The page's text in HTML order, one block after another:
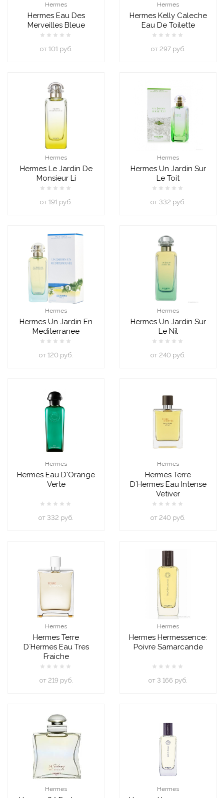
Hermes
Hermes Eau Des
Merveilles Bleue
oт 101 руб.
Hermes
Hermes Kelly Caleche
Eau De Toilette
oт 297 руб.
Hermes
Hermes Le Jardin De
Monsieur Li
oт 191 руб.
Hermes
Hermes Un Jardin Sur
Le Toit
oт 332 руб.
Hermes
Hermes Un Jardin En
Mediterranee
oт 120 руб.
Hermes
Hermes Un Jardin Sur
Le Nil
oт 240 руб.
Hermes
Hermes Eau D'Orange
Verte
oт 332 руб.
Hermes
Hermes Terre
D`Hermes Eau Intense
Vetiver
oт 240 руб.
Hermes
Hermes Terre
D`Hermes Eau Tres
Fraiche
oт 219 руб.
Hermes
Hermes Hermessence:
Poivre Samarcande
oт 3 166 руб.
Hermes Hermes